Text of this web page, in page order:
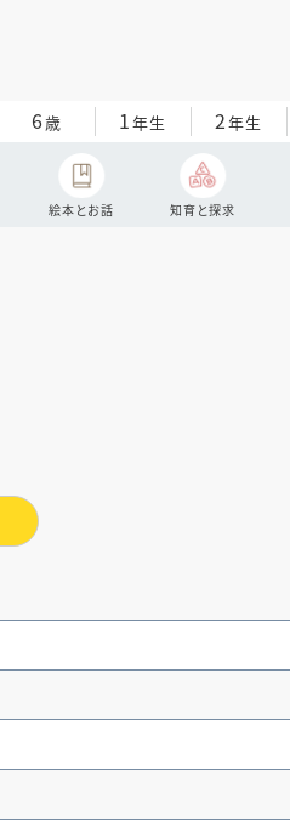
6歳 1年生 2年生
絵本とお話 知育と探求